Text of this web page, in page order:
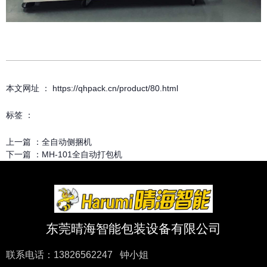
本文网址 ： https://qhpack.cn/product/80.html
标签 ：
上一篇 ： 全自动侧捆机
下一篇 ： MH-101全自动打包机
东莞晴海智能包装设备有限公司
联系电话：13826562247 钟小姐